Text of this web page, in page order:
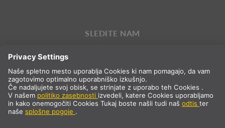
SLEDITE NAM
Mednarodna prodaja
SL
Slovenija